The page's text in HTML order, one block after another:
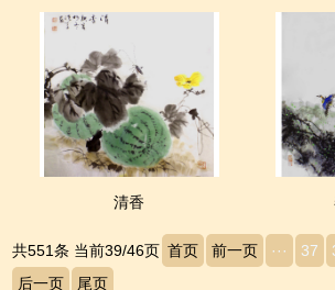
清香
共551条 当前39/46页 首页 前一页 ··· 37
后一页
尾页